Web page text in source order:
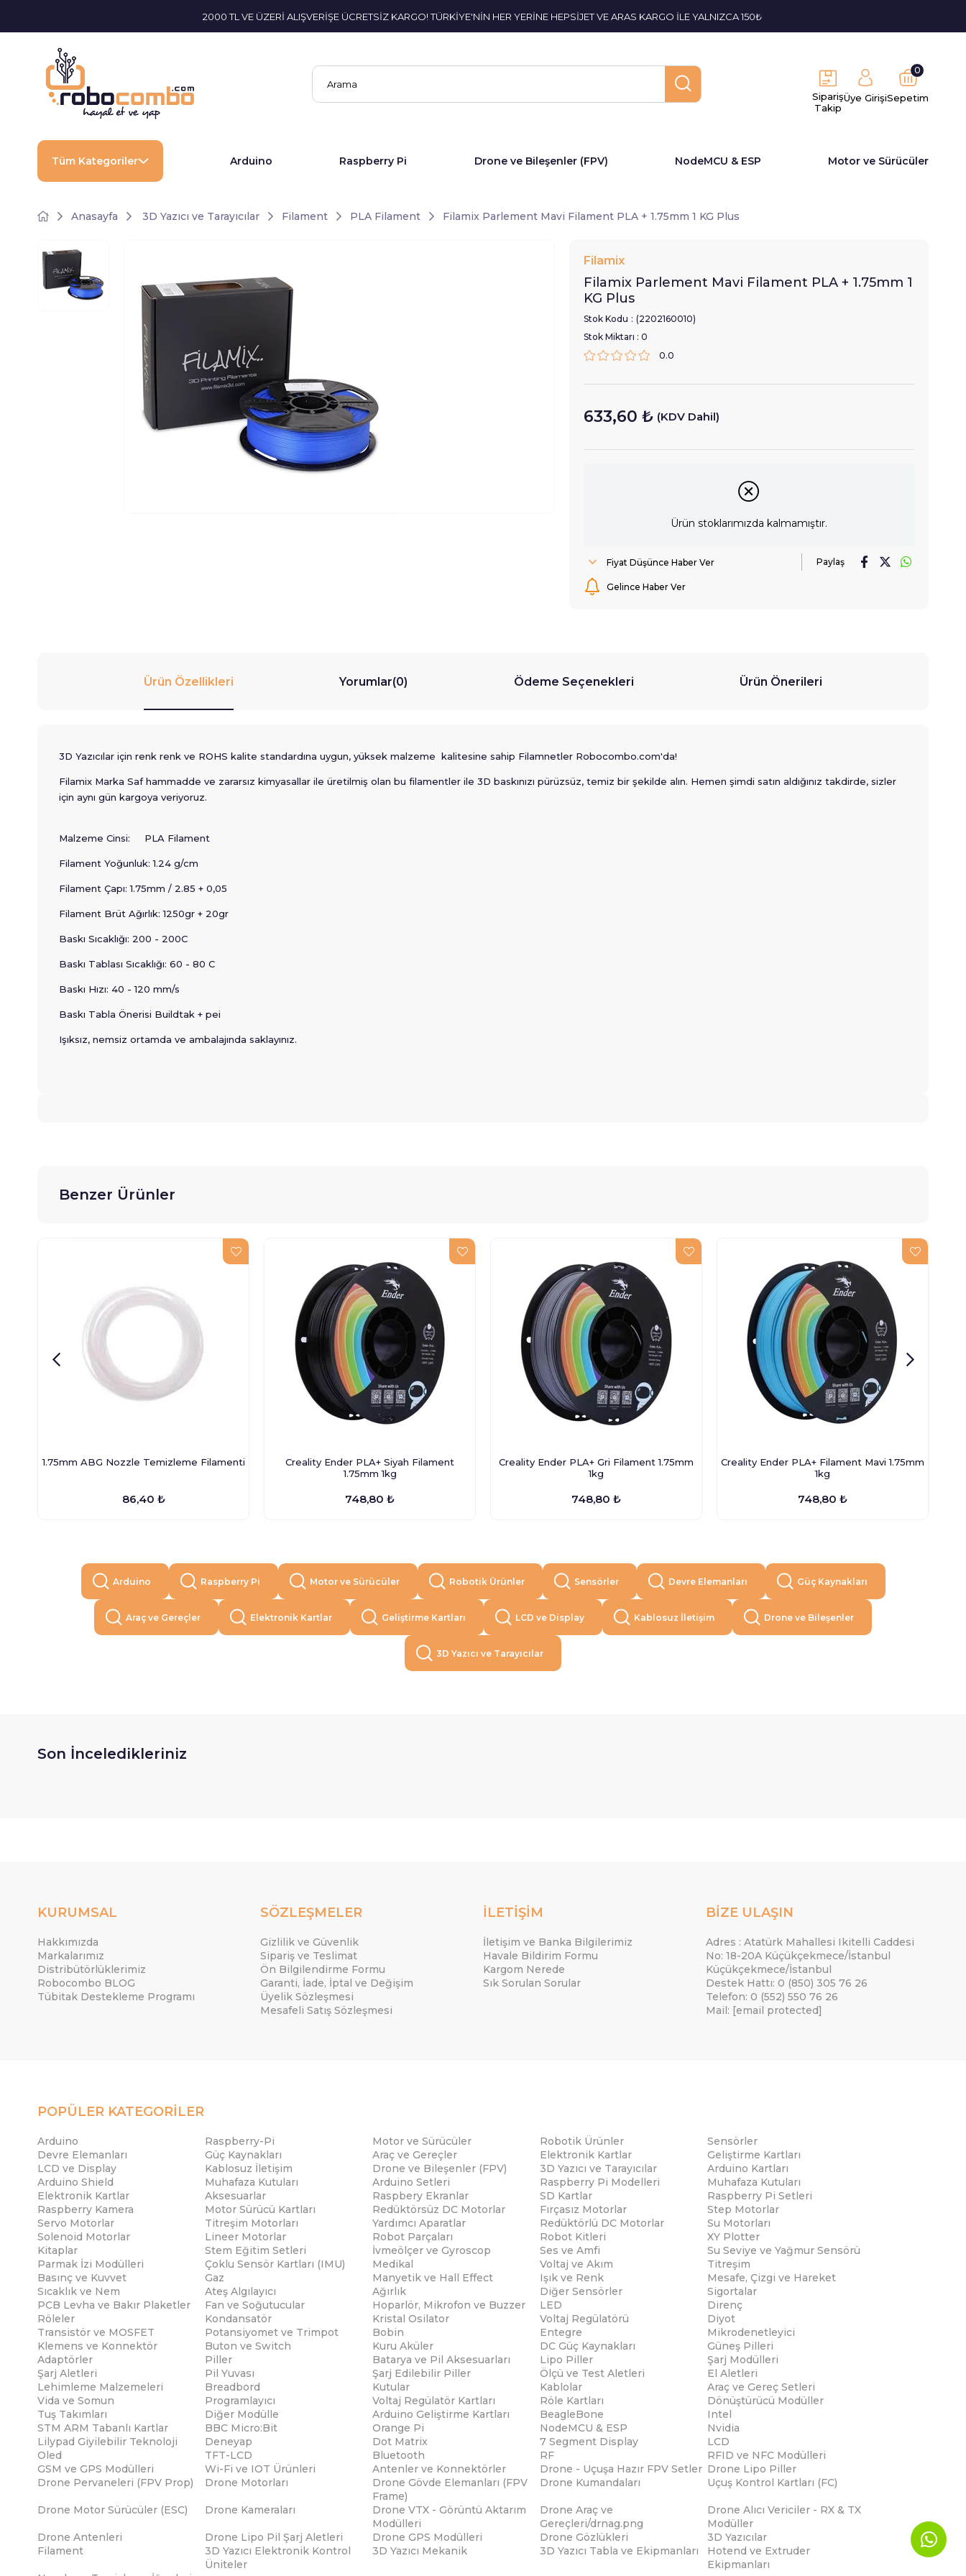
2000 TL VE ÜZERİ ALIŞVERİŞE ÜCRETSİZ KARGO! TÜRKİYE'NİN HER YERİNE HEPSİJET VE ARAS KARGO İLE YALNIZCA 150₺
Sipariş
Takip
Üye GirişiSepetim
0
Tüm Kategoriler Arduino Raspberry Pi Drone ve Bileşenler (FPV) NodeMCU & ESP Motor ve Sürücüler
Anasayfa 3D Yazıcı ve Tarayıcılar Filament PLA Filament Filamix Parlement Mavi Filament PLA + 1.75mm 1 KG Plus
Filamix
Filamix Parlement Mavi Filament PLA + 1.75mm 1
KG Plus
Stok Kodu
(2202160010)
Stok Miktarı : 0
0.0
633,60 ₺ (KDV Dahil)
Ürün stoklarımızda kalmamıştır.
Fiyat Düşünce Haber Ver
Gelince Haber Ver
Paylaş
Ürün Özellikleri Yorumlar(0) Ödeme Seçenekleri Ürün Önerileri
3D Yazıcılar için renk renk ve ROHS kalite standardına uygun, yüksek malzeme kalitesine sahip Filamnetler Robocombo.com'da!
Filamix Marka Saf hammadde ve zararsız kimyasallar ile üretilmiş olan bu filamentler ile 3D baskınızı pürüzsüz, temiz bir şekilde alın. Hemen şimdi satın aldığınız takdirde, sizler
için aynı gün kargoya veriyoruz.
Malzeme Cinsi: PLA Filament
Filament Yoğunluk: 1.24 g/cm
Filament Çapı: 1.75mm / 2.85 + 0,05
Filament Brüt Ağırlık: 1250gr + 20gr
Baskı Sıcaklığı: 200 - 200C
Baskı Tablası Sıcaklığı: 60 - 80 C
Baskı Hızı: 40 - 120 mm/s
Baskı Tabla Önerisi Buildtak + pei
Işıksız, nemsiz ortamda ve ambalajında saklayınız.
Benzer Ürünler
1.75mm ABG Nozzle Temizleme Filamenti
86,40 ₺
Creality Ender PLA+ Siyah Filament
1.75mm 1kg
748,80 ₺
Creality Ender PLA+ Gri Filament 1.75mm
1kg
748,80 ₺
Creality Ender PLA+ Filament Mavi 1.75mm
1kg
748,80 ₺
Arduino Raspberry Pi Motor ve Sürücüler Robotik Ürünler Sensörler Devre Elemanları Güç Kaynakları
Araç ve Gereçler Elektronik Kartlar Geliştirme Kartları LCD ve Display Kablosuz İletişim Drone ve Bileşenler
3D Yazıcı ve Tarayıcılar
Son İnceledikleriniz
KURUMSAL
Hakkımızda
Markalarımız
Distribütörlüklerimiz
Robocombo BLOG
Tübitak Destekleme Programı
SÖZLEŞMELER
Gizlilik ve Güvenlik
Sipariş ve Teslimat
Ön Bilgilendirme Formu
Garanti, İade, İptal ve Değişim
Üyelik Sözleşmesi
Mesafeli Satış Sözleşmesi
İLETİŞİM
İletişim ve Banka Bilgilerimiz
Havale Bildirim Formu
Kargom Nerede
Sık Sorulan Sorular
BİZE ULAŞIN
Adres : Atatürk Mahallesi Ikitelli Caddesi
No: 18-20A Küçükçekmece/İstanbul
Küçükçekmece/İstanbul
Destek Hattı: 0 (850) 305 76 26
Telefon: 0 (552) 550 76 26
Mail: [email protected]
POPÜLER KATEGORİLER
Arduino Raspberry-Pi Motor ve Sürücüler Robotik Ürünler
Sensörler
Devre Elemanları
Güç Kaynakları Araç ve Gereçler Elektronik Kartlar
Geliştirme Kartları
LCD ve Display
Kablosuz İletişim Drone ve Bileşenler (FPV) 3D Yazıcı ve Tarayıcılar
Arduino Kartları
Arduino Shield
Muhafaza Kutuları Arduino Setleri Raspberry Pi Modelleri
Muhafaza Kutuları
Elektronik Kartlar
Aksesuarlar Raspbery Ekranlar SD Kartlar
Raspberry Pi Setleri
Raspberry Kamera
Motor Sürücü Kartları Redüktörsüz DC Motorlar Fırçasız Motorlar
Step Motorlar
Servo Motorlar
Titreşim Motorları Yardımcı Aparatlar Redüktörlü DC Motorlar
Su Motorları
Solenoid Motorlar
Lineer Motorlar Robot Parçaları Robot Kitleri
XY Plotter
Kitaplar
Stem Eğitim Setleri İvmeölçer ve Gyroscop Ses ve Amfi
Su Seviye ve Yağmur Sensörü
Parmak İzi Modülleri
Çoklu Sensör Kartları (IMU) Medikal Voltaj ve Akım
Titreşim
Basınç ve Kuvvet
Gaz Manyetik ve Hall Effect Işık ve Renk
Mesafe, Çizgi ve Hareket
Sıcaklık ve Nem
Ateş Algılayıcı Ağırlık Diğer Sensörler
Sigortalar
PCB Levha ve Bakır Plaketler
Fan ve Soğutucular Hoparlör, Mikrofon ve Buzzer LED
Direnç
Röleler
Kondansatör Kristal Osilator Voltaj Regülatörü
Diyot
Transistör ve MOSFET
Potansiyomet ve Trimpot Bobin Entegre
Mikrodenetleyici
Klemens ve Konnektör
Buton ve Switch Kuru Aküler DC Güç Kaynakları
Güneş Pilleri
Adaptörler
Piller Batarya ve Pil Aksesuarları Lipo Piller
Şarj Modülleri
Şarj Aletleri
Pil Yuvası Şarj Edilebilir Piller Ölçü ve Test Aletleri
El Aletleri
Lehimleme Malzemeleri
Breadbord Kutular Kablolar
Araç ve Gereç Setleri
Vida ve Somun
Programlayıcı Voltaj Regülatör Kartları Röle Kartları
Dönüştürücü Modüller
Tuş Takımları
Diğer Modülle Arduino Geliştirme Kartları BeagleBone
Intel
STM ARM Tabanlı Kartlar
BBC Micro:Bit Orange Pi NodeMCU & ESP
Nvidia
Lilypad Giyilebilir Teknoloji
Deneyap Dot Matrix 7 Segment Display
LCD
Oled
TFT-LCD Bluetooth RF
RFID ve NFC Modülleri
GSM ve GPS Modülleri
Wi-Fi ve IOT Ürünleri Antenler ve Konnektörler Drone - Uçuşa Hazır FPV Setler Drone Lipo Piller
Drone Pervaneleri (FPV Prop)
Drone Motorları
Drone Gövde Elemanları (FPV
Frame)
Drone Kumandaları Uçuş Kontrol Kartları (FC)
Drone Motor Sürücüler (ESC) Drone Kameraları
Drone VTX - Görüntü Aktarım
Modülleri
Drone Araç ve
Gereçleri/drnag.png
Drone Alıcı Vericiler - RX & TX
Modüller
Drone Antenleri
Drone Lipo Pil Şarj Aletleri Drone GPS Modülleri Drone Gözlükleri
3D Yazıcılar
Filament
3D Yazıcı Elektronik Kontrol
Üniteler
3D Yazıcı Mekanik 3D Yazıcı Tabla ve Ekipmanları
Hotend ve Extruder
Ekipmanları